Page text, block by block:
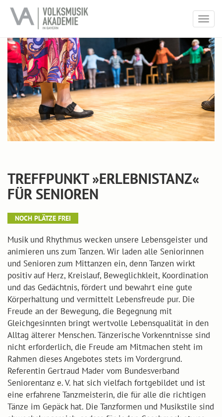
TREFFPUNKT »ERLEBNISTANZ«
FÜR SENIOREN
NOCH PLÄTZE FREI
Musik und Rhythmus wecken unsere Lebensgeister und
animieren uns zum Tanzen. Wir laden alle Seniorinnen
und Senioren zum Mittanzen ein, denn Tanzen wirkt
positiv auf Herz, Kreislauf, Beweglichkleit, Koordination
und das Gedächtnis, fördert und bewahrt eine gute
Körperhaltung und vermittelt Lebensfreude pur. Die
Freude an der Bewegung, die Begegnung mit
Gleichgesinnten bringt wertvolle Lebensqualität in den
Alltag älterer Menschen. Tänzerische Vorkenntnisse sind
nicht erforderlich, die Freude am Mitmachen steht im
Rahmen dieses Angebotes stets im Vordergrund.
Referentin Gertraud Mader vom Bundesverband
Seniorentanz e. V. hat sich vielfach fortgebildet und ist
eine erfahrene Tanzmeisterin, die für alle die richtigen
Tänze im Gepäck hat. Die Tanzformen und Musikstile sind